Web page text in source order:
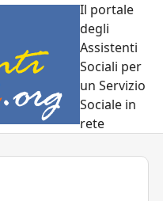
Il portale
degli
Assistenti
Sociali per
un Servizio
Sociale in
rete